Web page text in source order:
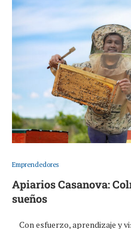
Emprendedores
Apiarios Casanova:
sueños
Con esfuerzo, aprendizaje y